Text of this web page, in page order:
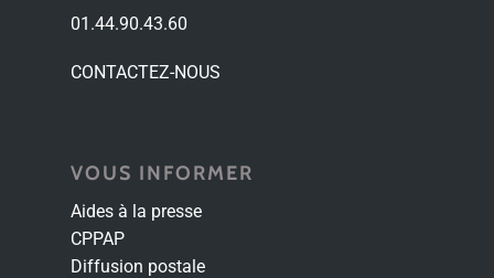
01.44.90.43.60
CONTACTEZ-NOUS
VOUS INFORMER
Aides à la presse
CPPAP
Diffusion postale